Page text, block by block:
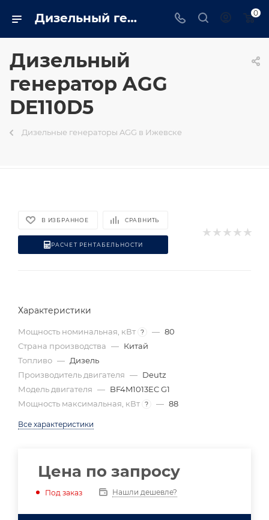
Дизельный генератор AGG DE110D5 на базе двигателя Deutz - купить в Ижевске генератор 80 квт в интернет магазине - izhevsk.trustenergo.ru 0
Дизельный
генератор AGG
DE110D5
Дизельные генераторы AGG в Ижевске
В ИЗБРАННОЕ СРАВНИТЬ
РАСЧЕТ РЕНТАБЕЛЬНОСТИ
Характеристики
Мощность номинальная, кВт ? — 80
Страна производства — Китай
Топливо — Дизель
Производитель двигателя — Deutz
Модель двигателя — BF4M1013EC G1
Мощность максимальная, кВт ? — 88
Все характеристики
Цена по запросу
Под заказ Нашли дешевле?